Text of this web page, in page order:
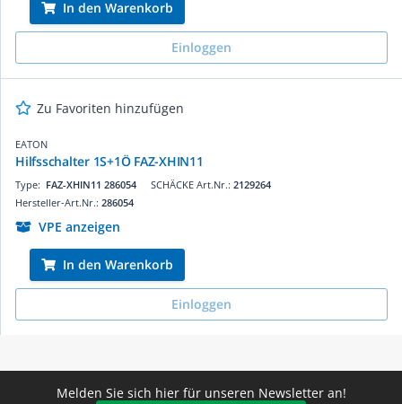
In den Warenkorb
Einloggen
Zu Favoriten hinzufügen
EATON
Hilfsschalter 1S+1Ö FAZ-XHIN11
SCHÄCKE Art.Nr.: 2129264
Type: FAZ-XHIN11 286054
Hersteller-Art.Nr.: 286054
VPE anzeigen
In den Warenkorb
Einloggen
Melden Sie sich hier für unseren Newsletter an!